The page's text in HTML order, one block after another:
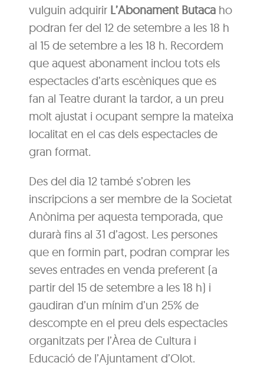
vulguin adquirir L’Abonament Butaca ho
podran fer del 12 de setembre a les 18 h
al 15 de setembre a les 18 h. Recordem
que aquest abonament inclou tots els
espectacles d’arts escèniques que es
fan al Teatre durant la tardor, a un preu
molt ajustat i ocupant sempre la mateixa
localitat en el cas dels espectacles de
gran format.
Des del dia 12 també s’obren les
inscripcions a ser membre de la Societat
Anònima per aquesta temporada, que
durarà fins al 31 d’agost. Les persones
que en formin part, podran comprar les
seves entrades en venda preferent (a
partir del 15 de setembre a les 18 h) i
gaudiran d’un mínim d’un 25% de
descompte en el preu dels espectacles
organitzats per l’Àrea de Cultura i
Educació de l’Ajuntament d’Olot.